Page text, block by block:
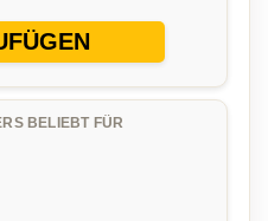
BELIEBT FÜR